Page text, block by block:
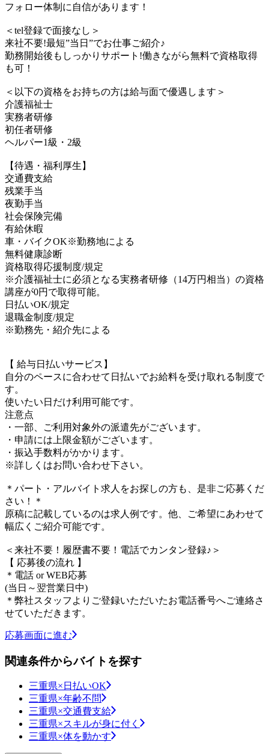
フォロー体制に自信があります！
＜tel登録で面接なし＞
来社不要!最短”当日”でお仕事ご紹介♪
勤務開始後もしっかりサポート!働きながら無料で資格取得
も可！
＜以下の資格をお持ちの方は給与面で優遇します＞
介護福祉士
実務者研修
初任者研修
ヘルパー1級・2級
【待遇・福利厚生】
交通費支給
残業手当
夜勤手当
社会保険完備
有給休暇
車・バイクOK※勤務地による
無料健康診断
資格取得応援制度/規定
※介護福祉士に必須となる実務者研修（14万円相当）の資格
講座が0円で取得可能。
日払いOK/規定
退職金制度/規定
※勤務先・紹介先による
【 給与日払いサービス】
自分のペースに合わせて日払いでお給料を受け取れる制度で
す。
使いたい日だけ利用可能です。
注意点
・一部、ご利用対象外の派遣先がございます。
・申請には上限金額がございます。
・振込手数料がかかります。
※詳しくはお問い合わせ下さい。
＊パート・アルバイト求人をお探しの方も、是非ご応募くだ
さい！＊
原稿に記載しているのは求人例です。他、ご希望にあわせて
幅広くご紹介可能です。
＜来社不要！履歴書不要！電話でカンタン登録♪＞
【 応募後の流れ 】
＊電話 or WEB応募
(当日～翌営業日中)
＊弊社スタッフよりご登録いただいたお電話番号へご連絡さ
せていただきます。
応募画面に進む
関連条件からバイトを探す
三重県×日払いOK
三重県×年齢不問
三重県×交通費支給
三重県×スキルが身に付く
三重県×体を動かす